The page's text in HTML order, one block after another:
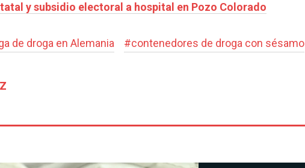
y subsidio electoral a hospital en Pozo Colorado
de droga en Alemania #contenedores de droga con sésamo